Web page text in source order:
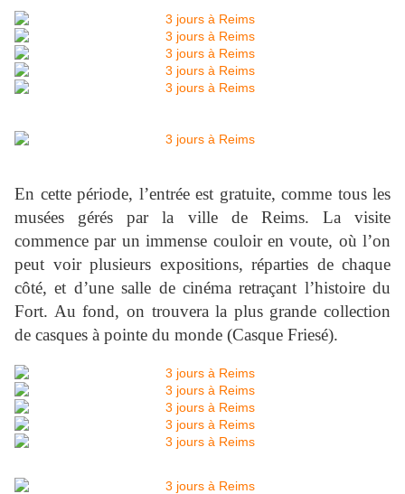
En cette période, l’entrée est gratuite, comme tous les
musées gérés par la ville de Reims. La visite
commence par un immense couloir en voute, où l’on
peut voir plusieurs expositions, réparties de chaque
côté, et d’une salle de cinéma retraçant l’histoire du
Fort. Au fond, on trouvera la plus grande collection
de casques à pointe du monde (Casque Friesé).